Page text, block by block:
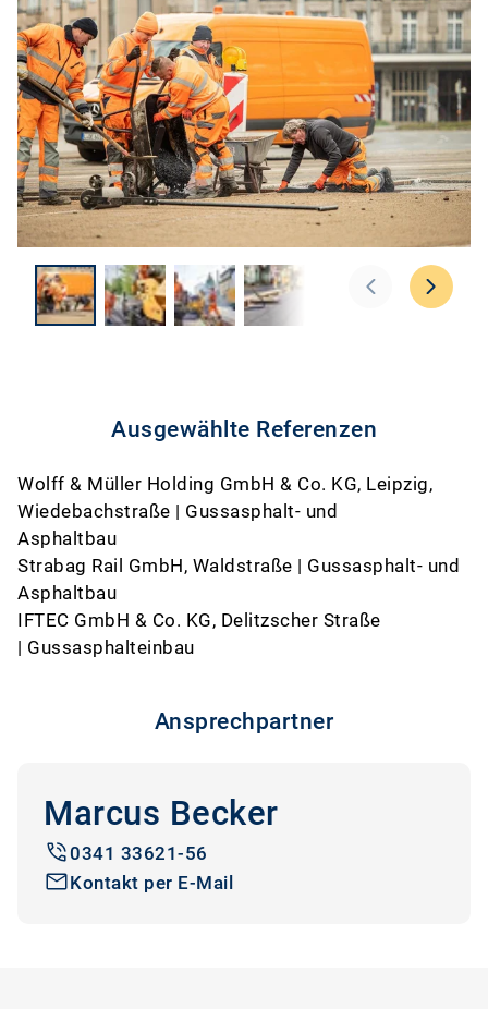
Ausgewählte Referenzen
Wolff & Müller Holding GmbH & Co. KG, Leipzig,
Wiedebachstraße | Gussasphalt- und
Asphaltbau
Strabag Rail GmbH, Waldstraße | Gussasphalt- und
Asphaltbau
IFTEC GmbH & Co. KG, Delitzscher Straße
| Gussasphalteinbau
Ansprechpartner
Marcus Becker
0341 33621-56
Kontakt per E-Mail